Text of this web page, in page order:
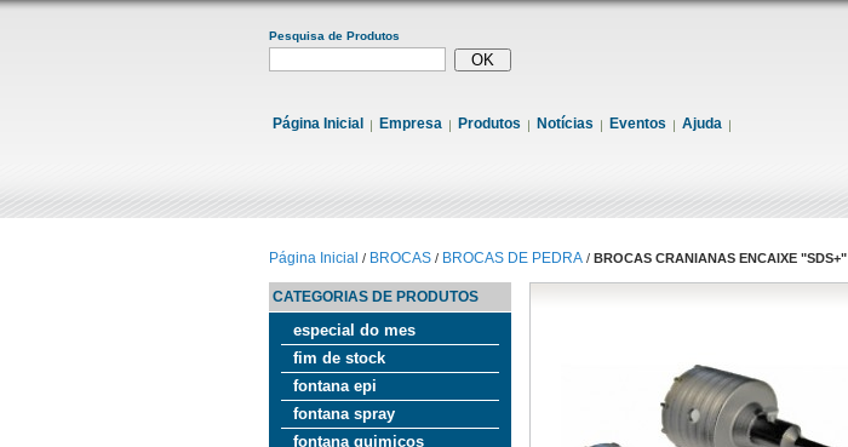
Pesquisa de Produtos
Página Inicial Empresa Produtos Notícias Eventos Ajuda
Página Inicial / BROCAS / BROCAS DE PEDRA / BROCAS CRANIANAS ENCAIXE "SDS+"
CATEGORIAS DE PRODUTOS
especial do mes
fim de stock
fontana epi
fontana spray
fontana quimicos